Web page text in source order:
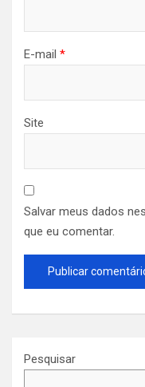
E-mail *
Site
Salvar meus dados
que eu comentar.
Pesquisar